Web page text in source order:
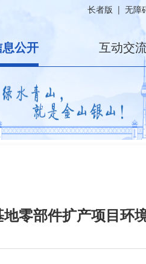
长者版 | 无障
公开 互动交
零部件扩产项目环